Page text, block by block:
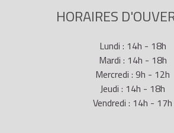
HORAIRES
Lundi : 14h - 18h
Mardi : 14h - 18h
Mercredi : 9h - 12h
Jeudi : 14h - 18h
Vendredi : 14h - 17h